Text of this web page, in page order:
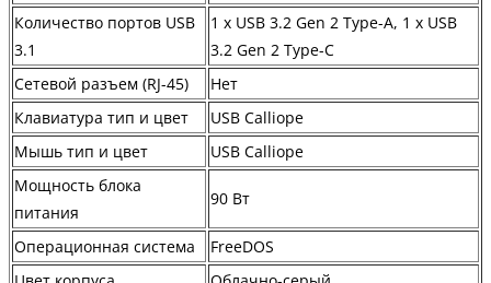
Количество портов USB
3.1
1 x USB 3.2 Gen 2 Type-A, 1 x USB
3.2 Gen 2 Type-C
Сетевой разъем (RJ-45)
Нет
Клавиатура тип и цвет
USB Calliope
Мышь тип и цвет
USB Calliope
Мощность блока
питания
90 Вт
Операционная система
FreeDOS